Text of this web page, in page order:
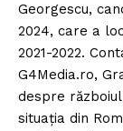
Georgescu,
2024, care a
2021-2022.
G4Media.ro,
despre
situația din